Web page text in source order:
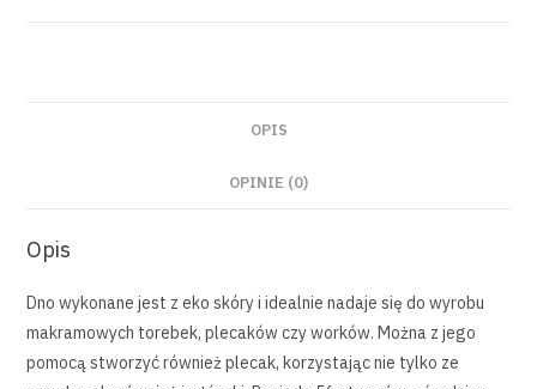
OPIS
OPINIE (0)
Opis
Dno wykonane jest z eko skóry i idealnie nadaje się do wyrobu
makramowych torebek, plecaków czy worków. Można z jego
pomocą stworzyć również plecak, korzystając nie tylko ze